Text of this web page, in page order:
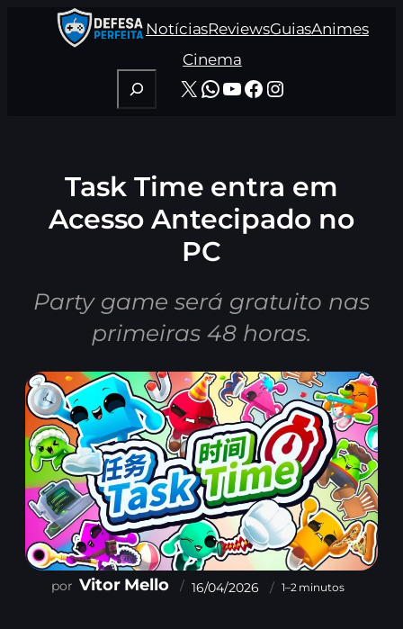
NotíciasReviewsGuiasAnimes
Cinema
Pesquisar
X WhatsApp
Youtube
Facebook
Instagram
Task Time entra em
Acesso Antecipado no
PC
Party game será gratuito nas
primeiras 48 horas.
Vitor Mello 16/04/2026 1–2 minutos